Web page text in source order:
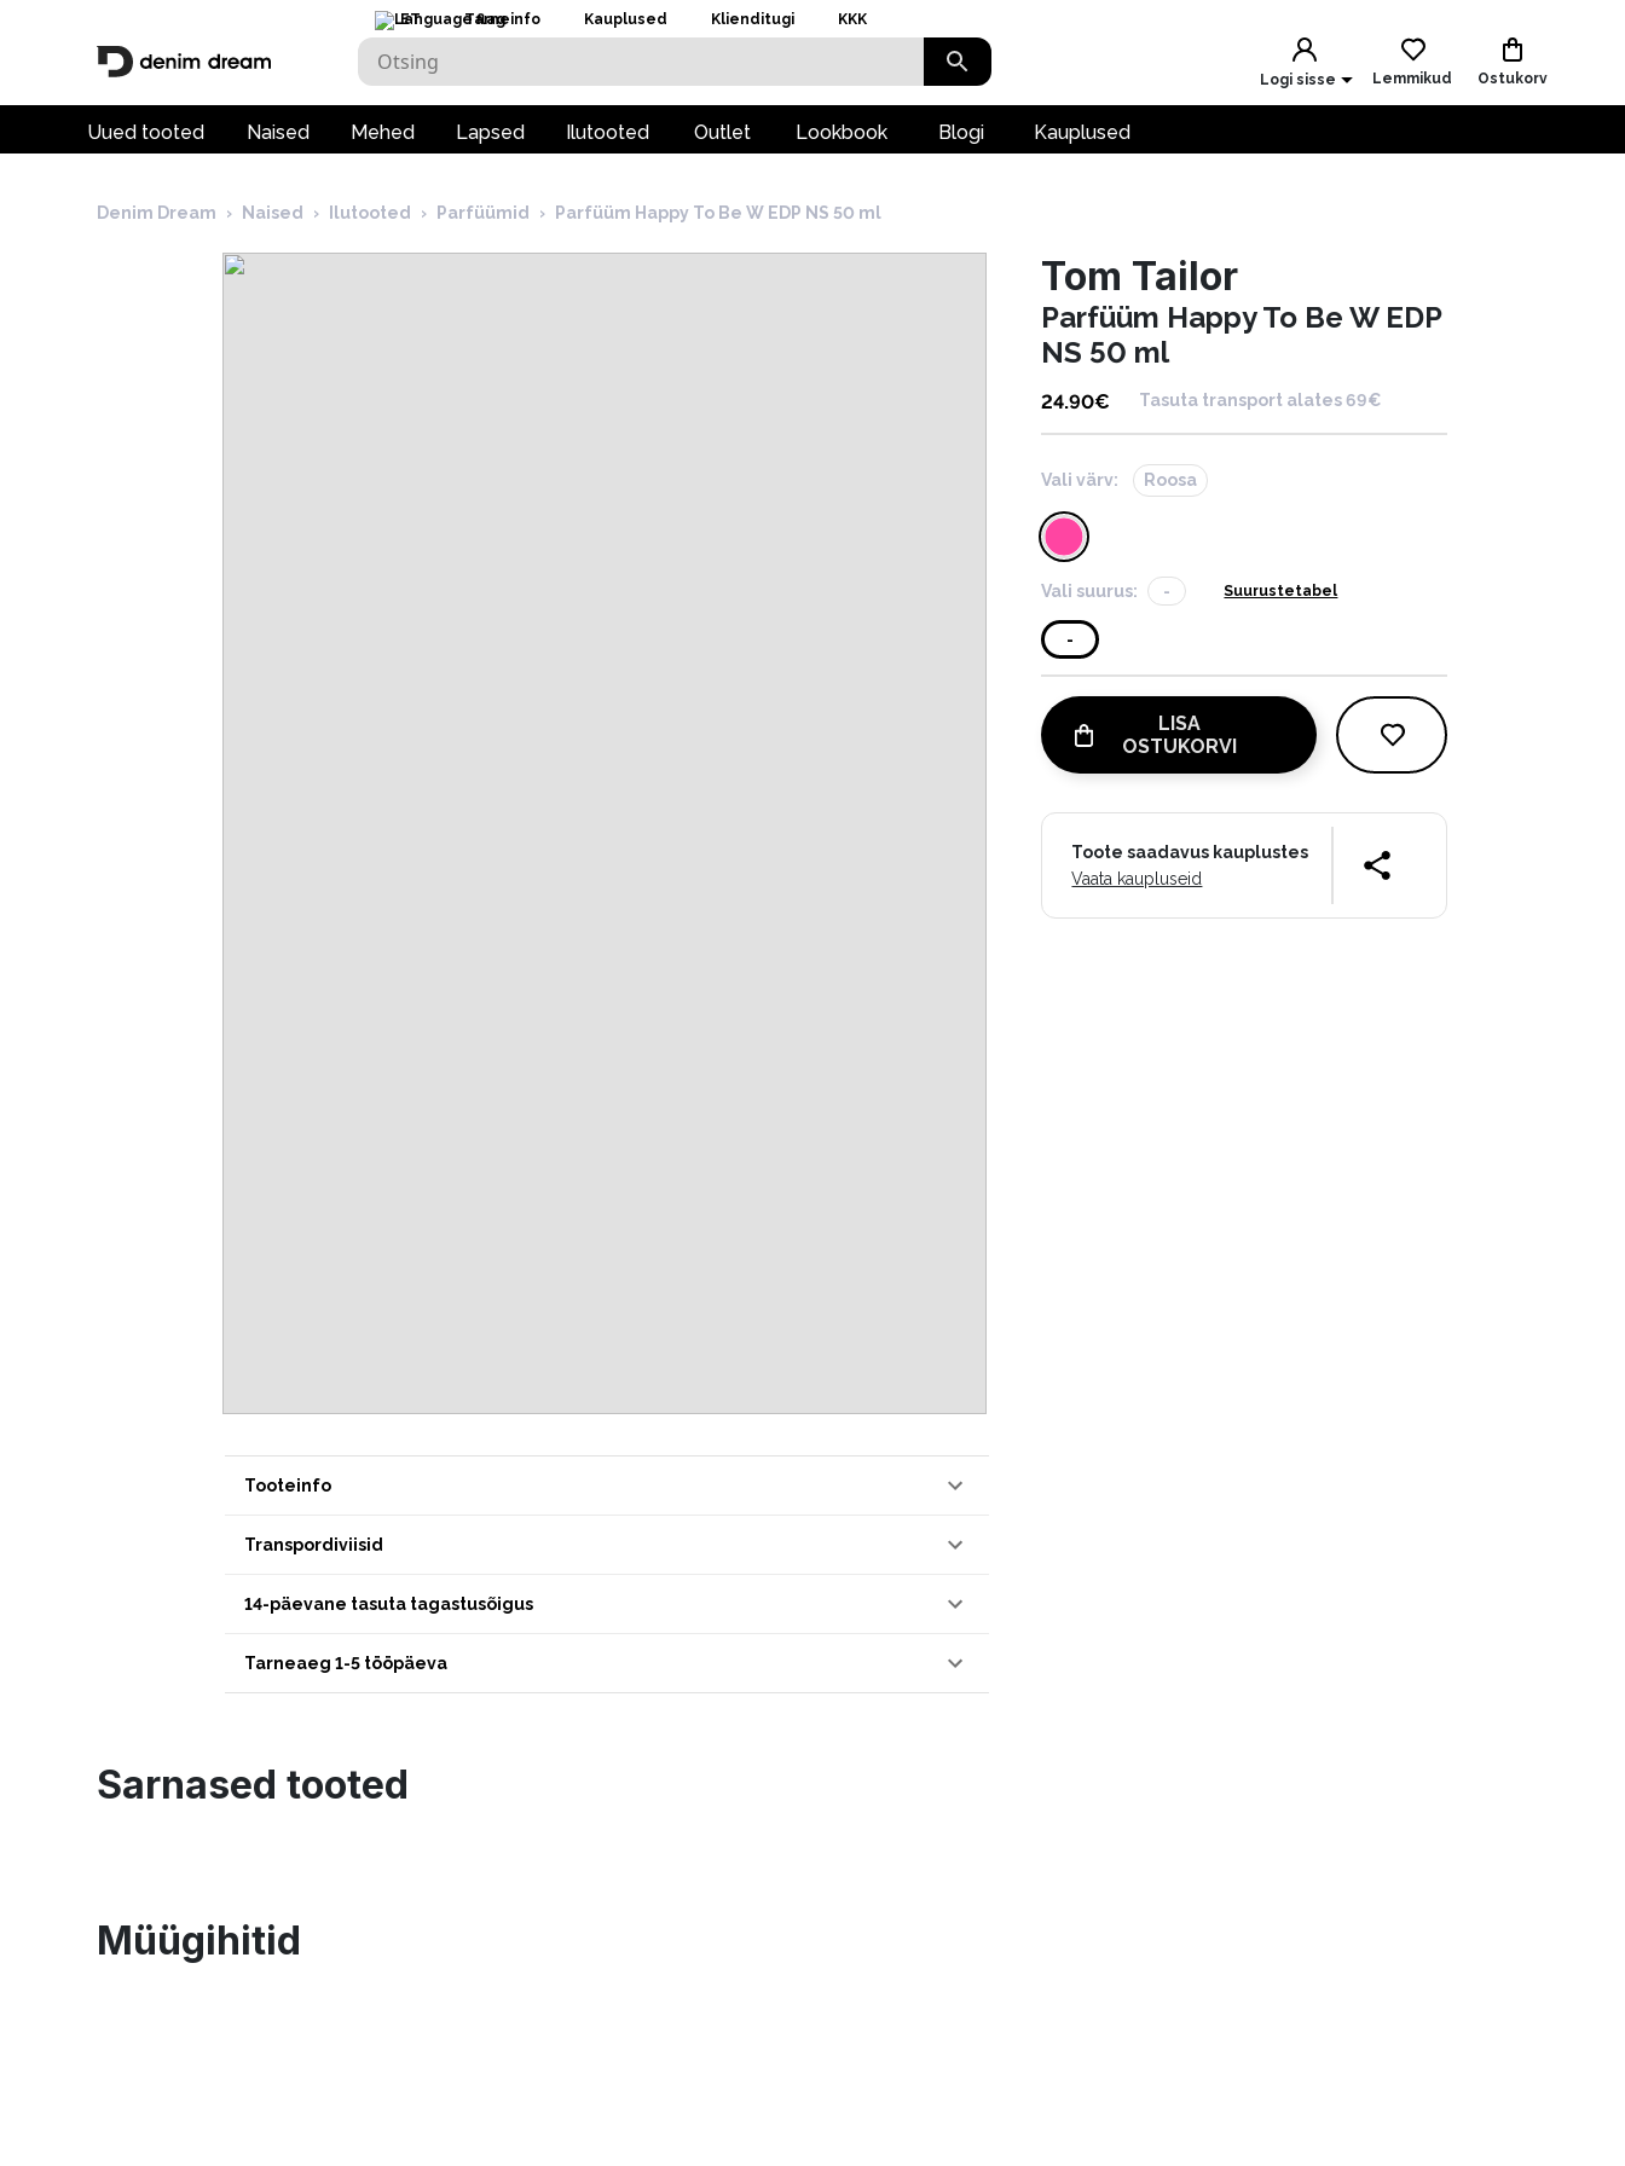
ET Tarneinfo Kauplused Klienditugi KKK
Logi sisse Lemmikud Ostukorv
Uued tooted Naised Mehed Lapsed Ilutooted Outlet Lookbook Blogi Kauplused
Denim Dream › Naised › Ilutooted › Parfüümid › Parfüüm Happy To Be W EDP NS 50 ml
Tooteinfo
Transpordiviisid
14-päevane tasuta tagastusõigus
Tarneaeg 1-5 tööpäeva
Tom Tailor
Parfüüm Happy To Be W EDP
NS 50 ml
24.90€ Tasuta transport alates 69€
Vali värv: Roosa
Vali suurus: - Suurustetabel
-
LISA
OSTUKORVI
Toote saadavus kauplustes
Vaata kaupluseid
Sarnased tooted
Müügihitid